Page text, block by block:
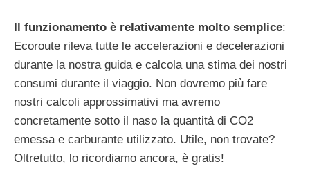
Il funzionamento è relativamente molto semplice:
Ecoroute rileva tutte le accelerazioni e decelerazioni
durante la nostra guida e calcola una stima dei nostri
consumi durante il viaggio. Non dovremo più fare
nostri calcoli approssimativi ma avremo
concretamente sotto il naso la quantità di CO2
emessa e carburante utilizzato. Utile, non trovate?
Oltretutto, lo ricordiamo ancora, è gratis!